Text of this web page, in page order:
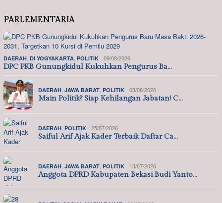
PARLEMENTARIA
DAERAH, DI YOGYAKARTA, POLITIK 09/08/2026
DPC PKB Gunungkidul Kukuhkan Pengurus Ba…
DAERAH, JAWA BARAT, POLITIK 03/08/2026
Main Politik? Siap Kehilangan Jabatan! C…
DAERAH, POLITIK 25/07/2026
Saiful Arif Ajak Kader Terbaik Daftar Ca…
DAERAH, JAWA BARAT, POLITIK 13/07/2026
Anggota DPRD Kabupaten Bekasi Budi Yanto…